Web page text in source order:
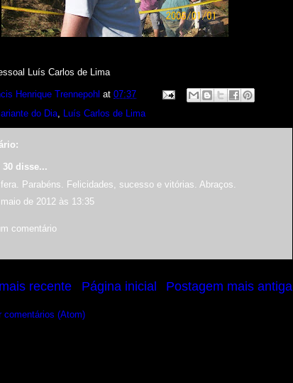
Luís Carlos de Lima
Henrique Trennepohl at 07:37
do Dia, Luís Carlos de Lima
30 disse...
Parabéns. Felicidades, sucesso e vitórias. Abraços.
de 2012 às 13:35
comentário
recente Postagem mais antiga
Página inicial
comentários (Atom)